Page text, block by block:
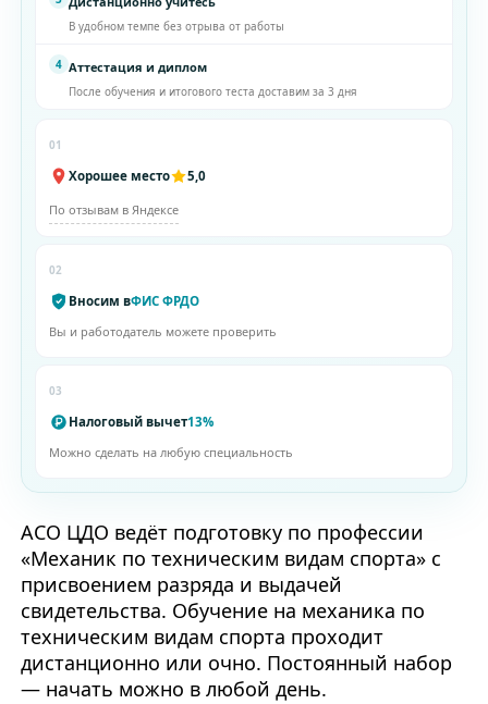
В удобном темпе без отрыва от работы
4 Аттестация и диплом
После обучения и итогового теста доставим за 3 дня
01
Хорошее место 5,0
По отзывам в Яндексе
02
Вносим вФИС ФРДО
Вы и работодатель можете проверить
03
Налоговый вычет13%
Можно сделать на любую специальность
АСО ЦДО ведёт подготовку по профессии
«Механик по техническим видам спорта» с
присвоением разряда и выдачей
свидетельства. Обучение на механика по
техническим видам спорта проходит
дистанционно или очно. Постоянный набор
— начать можно в любой день.